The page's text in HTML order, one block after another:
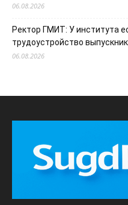
06.08.2026
Ректор ГМИТ: У института
трудоустройство
06.08.2026